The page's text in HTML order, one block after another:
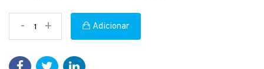
- + Adicionar